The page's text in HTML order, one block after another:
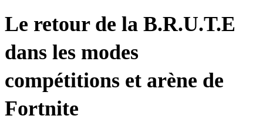
Le retour de la B.R.U.T.E
dans les modes
compétitions et arène de
Fortnite